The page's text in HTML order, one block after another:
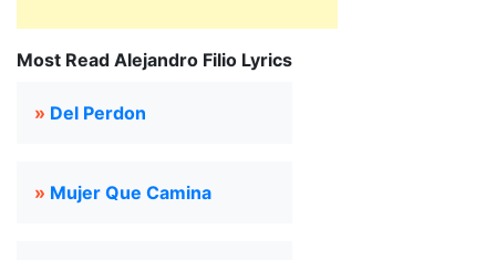
Most Read Alejandro Filio Lyrics
» Del Perdon
» Mujer Que Camina